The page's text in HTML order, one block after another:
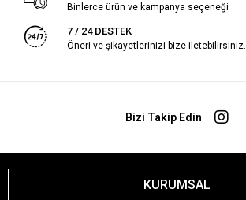
Binlerce ürün ve kampanya seçeneği
7 / 24 DESTEK
Öneri ve şikayetlerinizi bize iletebilirsiniz.
Bizi Takip Edin
KURUMSAL